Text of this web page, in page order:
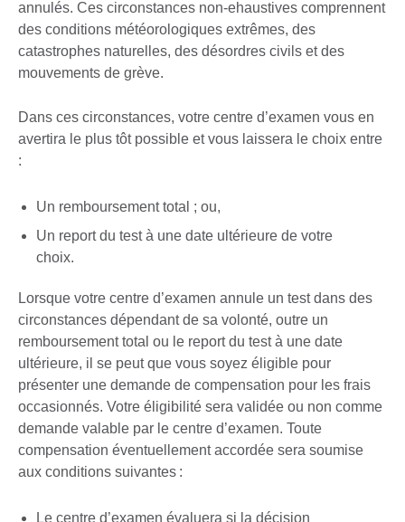
annulés. Ces circonstances non-ehaustives comprennent
des conditions météorologiques extrêmes, des
catastrophes naturelles, des désordres civils et des
mouvements de grève.
Dans ces circonstances, votre centre d’examen vous en
avertira le plus tôt possible et vous laissera le choix entre
:
Un remboursement total ; ou,
Un report du test à une date ultérieure de votre
choix.
Lorsque votre centre d’examen annule un test dans des
circonstances dépendant de sa volonté, outre un
remboursement total ou le report du test à une date
ultérieure, il se peut que vous soyez éligible pour
présenter une demande de compensation pour les frais
occasionnés. Votre éligibilité sera validée ou non comme
demande valable par le centre d’examen. Toute
compensation éventuellement accordée sera soumise
aux conditions suivantes :
Le centre d’examen évaluera si la décision